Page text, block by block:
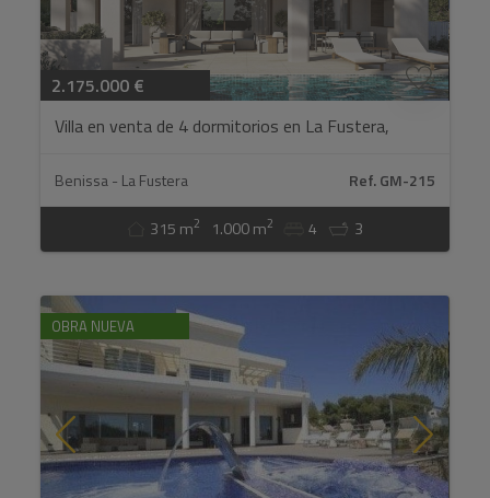
2.175.000 €
Villa en venta de 4 dormitorios en La Fustera,
Benissa - La Fustera Ref. GM-215
315 m2 1.000 m2 4 3
OBRA NUEVA